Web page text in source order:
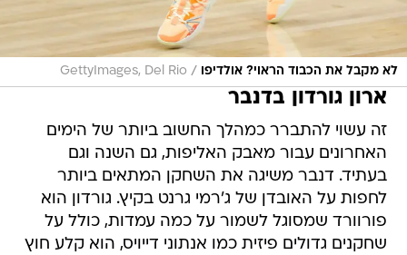
לא מקבל את הכבוד הראוי? אולדיפו /
GettyImages, Del Rio
ארון גורדון בדנבר
זה עשוי להתברר כמהלך החשוב ביותר של הימים
האחרונים עבור מאבק האליפות, גם השנה וגם
בעתיד. דנבר משיגה את השחקן המתאים ביותר
לחפות על האובדן של ג'רמי גרנט בקיץ. גורדון הוא
פורוורד שמסוגל לשמור על כמה עמדות, כולל על
שחקנים גדולים פיזית כמו אנתוני דייויס, הוא קלע חוץ